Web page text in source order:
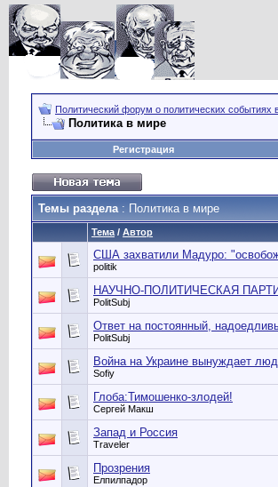
Политический форум о политических
Политика в мире
Регистрация
Темы раздела: Политика в мире
Тема / Автор
США захватили Мадуро:
politik
НАУЧНО-ПОЛИТИЧЕСКАЯ
PolitSubj
Ответ на постоянный,
PolitSubj
Война на Украине вынуждает
Sofiy
Глоба:Тимошенко-злодей!
Сергей Макш
Запад и Россия
Traveler
Прозрения
Елпилпадор